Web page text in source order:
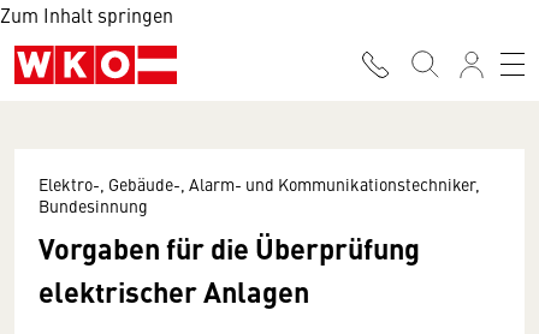
Zum Inhalt springen
Elektro-, Gebäude-, Alarm- und Kommunikationstechniker,
Bundesinnung
Vorgaben für die Überprüfung
elektrischer Anlagen